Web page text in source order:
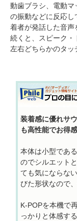
動歯ブラシ、電動
の振動などに反応
着者が発話した音声
続くと、スピーク・
左右どちらかのタッ
装着感に優れサ
も高性能でお得
本体は小型であ
のでシルエット
ても気にならな
びた形状なので
K-POPを本機で
っかりと体感す